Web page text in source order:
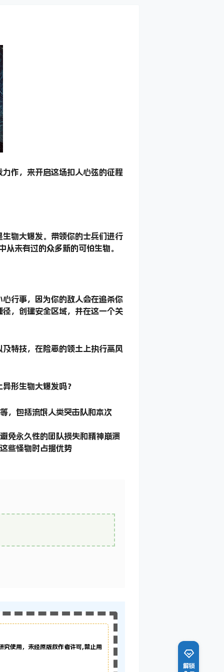
作，来开启这场扣人心弦的征程
物大爆发。带领你的士兵们进行
未有过的众多新的可怕生物。
行事，因为你的敌人会在追杀你
，创建安全区域，并在这一个关
特技，在险恶的领土上执行高风
形生物大爆发吗？
，包括流氓人类突击队和本次
免永久性的团队损失和精神崩溃
些怪物时占据优势
究使用，未经原版权作者许可,禁止用
解锁